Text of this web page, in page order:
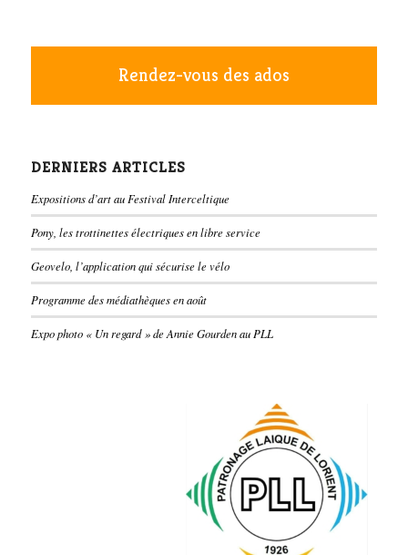
Rendez-vous des ados
DERNIERS ARTICLES
Expositions d’art au Festival Interceltique
Pony, les trottinettes électriques en libre service
Geovelo, l’application qui sécurise le vélo
Programme des médiathèques en août
Expo photo « Un regard » de Annie Gourden au PLL